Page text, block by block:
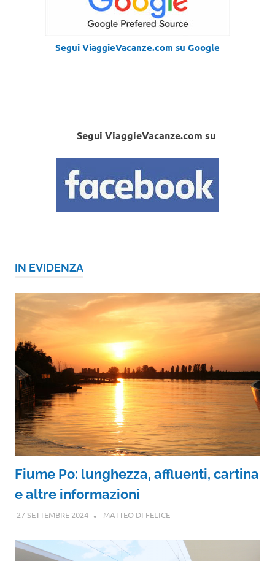
Segui ViaggieVacanze.com su Google
Segui ViaggieVacanze.com su
IN EVIDENZA
Fiume Po: lunghezza, affluenti, cartina
e altre informazioni
27 SETTEMBRE 2024 MATTEO DI FELICE